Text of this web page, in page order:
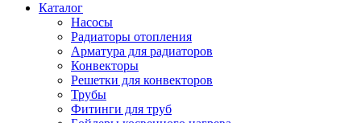
Каталог
Насосы
Радиаторы отопления
Арматура для радиаторов
Конвекторы
Решетки для конвекторов
Трубы
Фитинги для труб